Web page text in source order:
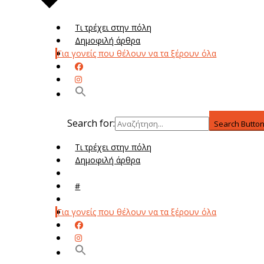
Τι τρέχει στην πόλη
Δημοφιλή άρθρα
Για γονείς που θέλουν να τα ξέρουν όλα
Search for: Search
Τι τρέχει στην πόλη
Δημοφιλή άρθρα
#
Για γονείς που θέλουν να τα ξέρουν όλα